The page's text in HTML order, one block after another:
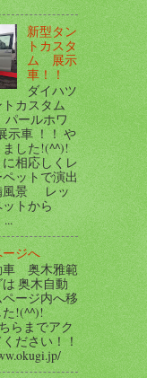
新型タン
トカスタ
ム 展示
車！！
ダイハツ
カスタム
ールホワ
示車 ！！ や
ました!(^^)!
相応しくレ
ットで演出
風景 レッ
ットから
ジへ
車 奥木雅範
奥木自動
ージ内へ移
た!(^^)!
までアク
ださい！！